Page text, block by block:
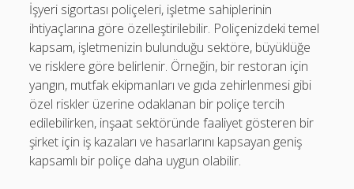
İşyeri sigortası poliçeleri, işletme sahiplerinin
ihtiyaçlarına göre özelleştirilebilir. Poliçenizdeki temel
kapsam, işletmenizin bulunduğu sektöre, büyüklüğe
ve risklere göre belirlenir. Örneğin, bir restoran için
yangın, mutfak ekipmanları ve gıda zehirlenmesi gibi
özel riskler üzerine odaklanan bir poliçe tercih
edilebilirken, inşaat sektöründe faaliyet gösteren bir
şirket için iş kazaları ve hasarlarını kapsayan geniş
kapsamlı bir poliçe daha uygun olabilir.